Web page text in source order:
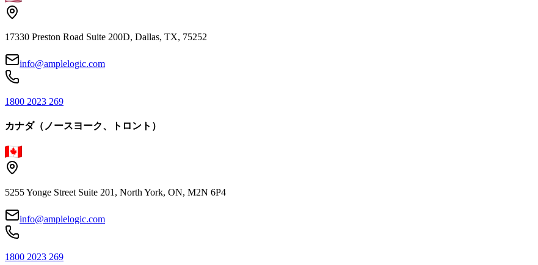
17330 Preston Road Suite 200D, Dallas, TX, 75252
info@amplelogic.com
1800 2023 269
カナダ（ノースヨーク、トロント）
5255 Yonge Street Suite 201, North York, ON, M2N 6P4
info@amplelogic.com
1800 2023 269